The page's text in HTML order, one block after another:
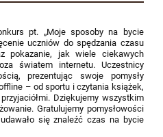
pt. „Moje sposoby na bycie
uczniów do spędzania czasu
pokazanie, jak wiele ciekawych
światem internetu. Uczestnicy
prezentując swoje pomysły
– od sportu i czytania książek,
Dziękujemy wszystkim
Gratulujemy pomysłowości
się znaleźć czas na bycie